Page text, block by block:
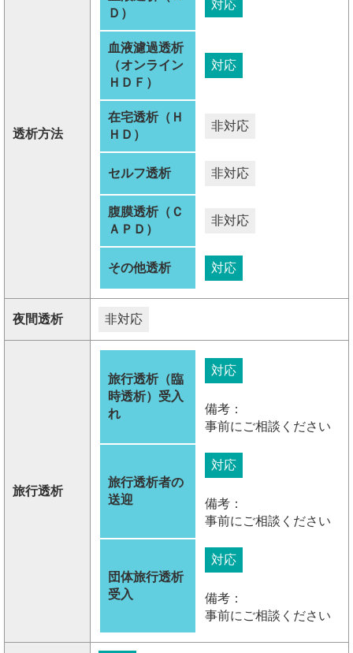
透析方法
Ｄ）
対応
血液濾過透析
（オンライン
ＨＤＦ）
対応
在宅透析（Ｈ
ＨＤ）
非対応
セルフ透析 非対応
腹膜透析（Ｃ
ＡＰＤ）
非対応
その他透析 対応
夜間透析 非対応
旅行透析
旅行透析（臨
時透析）受入
れ
対応
備考：
事前にご相談ください
旅行透析者の
送迎
対応
備考：
事前にご相談ください
団体旅行透析
受入
対応
備考：
事前にご相談ください